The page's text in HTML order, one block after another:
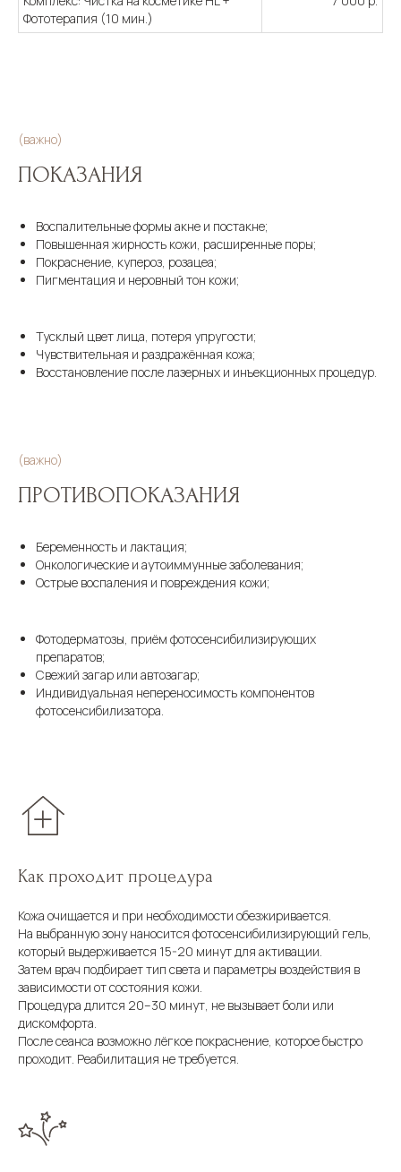
Фототерапия (10 мин.)
(важно)
ПОКАЗАНИЯ
Воспалительные формы акне и постакне;
Повышенная жирность кожи, расширенные поры;
Покраснение, купероз, розацеа;
Пигментация и неровный тон кожи;
Тусклый цвет лица, потеря упругости;
Чувствительная и раздражённая кожа;
Восстановление после лазерных и инъекционных процедур.
(важно)
ПРОТИВОПОКАЗАНИЯ
Беременность и лактация;
Онкологические и аутоиммунные заболевания;
Острые воспаления и повреждения кожи;
Фотодерматозы, приём фотосенсибилизирующих
препаратов;
Свежий загар или автозагар;
Индивидуальная непереносимость компонентов
фотосенсибилизатора.
Как проходит процедура
Кожа очищается и при необходимости обезжиривается.
На выбранную зону наносится фотосенсибилизирующий гель,
который выдерживается 15-20 минут для активации.
Затем врач подбирает тип света и параметры воздействия в
зависимости от состояния кожи.
Процедура длится 20–30 минут, не вызывает боли или
дискомфорта.
После сеанса возможно лёгкое покраснение, которое быстро
проходит. Реабилитация не требуется.